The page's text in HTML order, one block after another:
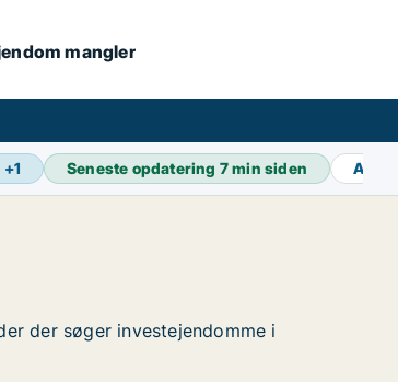
mangler
+1 Seneste opdatering 7 min siden
der søger investejendomme i